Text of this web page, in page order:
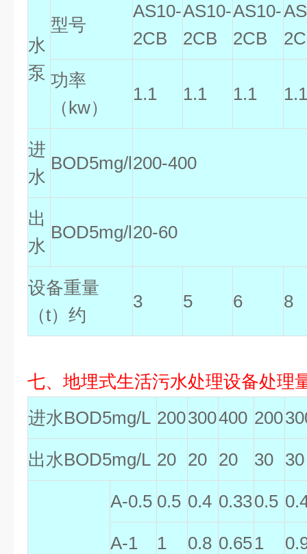
水
泵
型号
AS10-
2CB
AS10-
2CB
AS10-
2CB
功率
（kw）
1.1 1.1 1.1 1.1
进
水
BOD5mg/l200-400
出
水
BOD5mg/l20-60
设备重量
（t）约
3 5 6 8
七、地埋式生活污水处理设备处理
进水BOD5mg/L 200300400 200
出水BOD5mg/L 20 20 20 30 30
A-0.5 0.5 0.4 0.330.5
A-1 1 0.8 0.651